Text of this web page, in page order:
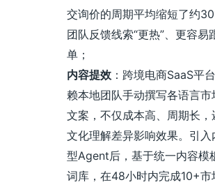
交询价的周期平均缩短了约
团队反馈线索“更热”、更容易
单；
内容提效 ：跨境电商SaaS平
赖本地团队手动撰写各语言市
文案，不仅成本高、周期长，
文化理解差异影响效果。引入
型Agent后，基于统一内容模
词库，在48小时内完成10+市